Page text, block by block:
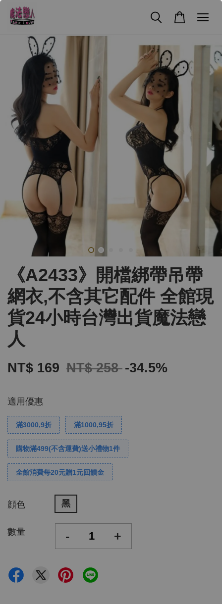
《A2433》開檔綁帶吊帶
網衣,不含其它配件 全館現
貨24小時台灣出貨魔法戀
人
NT$ 169 NT$ 258 -34.5%
適用優惠
滿3000,9折 滿1000,95折
購物滿499(不含運費)送小禮物1件
全館消費每20元贈1元回饋金
顔色 黑
數量 - +